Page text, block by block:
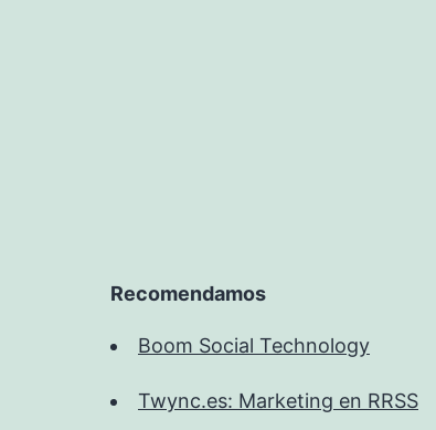
Recomendamos
Boom Social Technology
Twync.es: Marketing en RRSS